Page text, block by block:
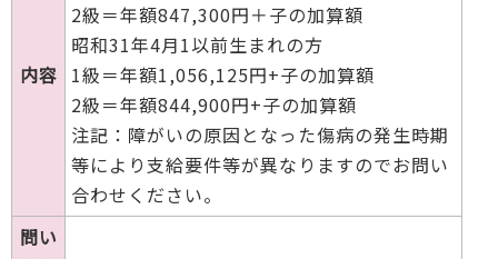
内容
2級＝年額847,300円＋子の加算額
昭和31年4月1以前生まれの方
1級＝年額1,056,125円+子の加算額
2級＝年額844,900円+子の加算額
注記：障がいの原因となった傷病の発生時期
等により支給要件等が異なりますのでお問い
合わせください。
問い